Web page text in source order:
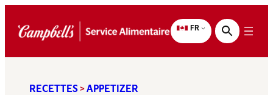
contenu
FR
RECETTES>APPETIZER